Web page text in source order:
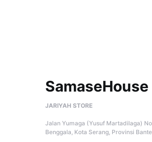
SamaseHouse
JARIYAH STORE
Jalan Yumaga (Yusuf Martadilaga)
Benggala, Kota Serang, Provinsi